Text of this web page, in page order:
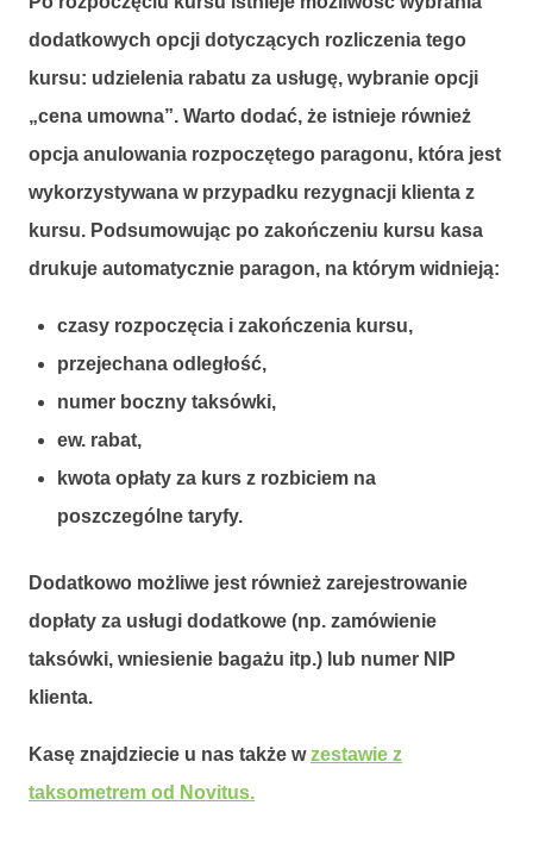
dodatkowych opcji dotyczących rozliczenia tego
kursu: udzielenia rabatu za usługę, wybranie opcji
„cena umowna”. Warto dodać, że istnieje również
opcja anulowania rozpoczętego paragonu, która jest
wykorzystywana w przypadku rezygnacji klienta z
kursu. Podsumowując po zakończeniu kursu kasa
drukuje automatycznie paragon, na którym widnieją:
czasy rozpoczęcia i zakończenia kursu,
przejechana odległość,
numer boczny taksówki,
ew. rabat,
kwota opłaty za kurs z rozbiciem na
poszczególne taryfy.
Dodatkowo możliwe jest również zarejestrowanie
dopłaty za usługi dodatkowe (np. zamówienie
taksówki, wniesienie bagażu itp.) lub numer NIP
klienta.
Kasę znajdziecie u nas także wzestawie z
taksometrem od Novitus.